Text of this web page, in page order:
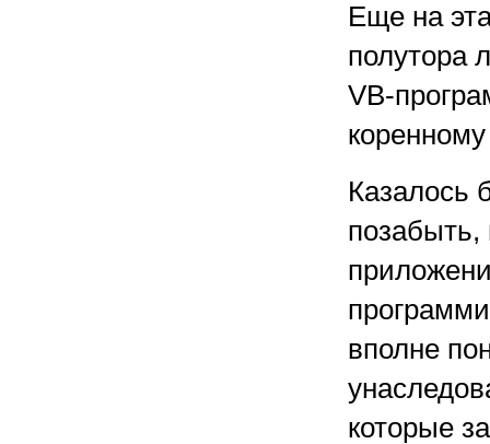
Еще на
полутора
VB-
Казалось
позабыть,
вполне
которые